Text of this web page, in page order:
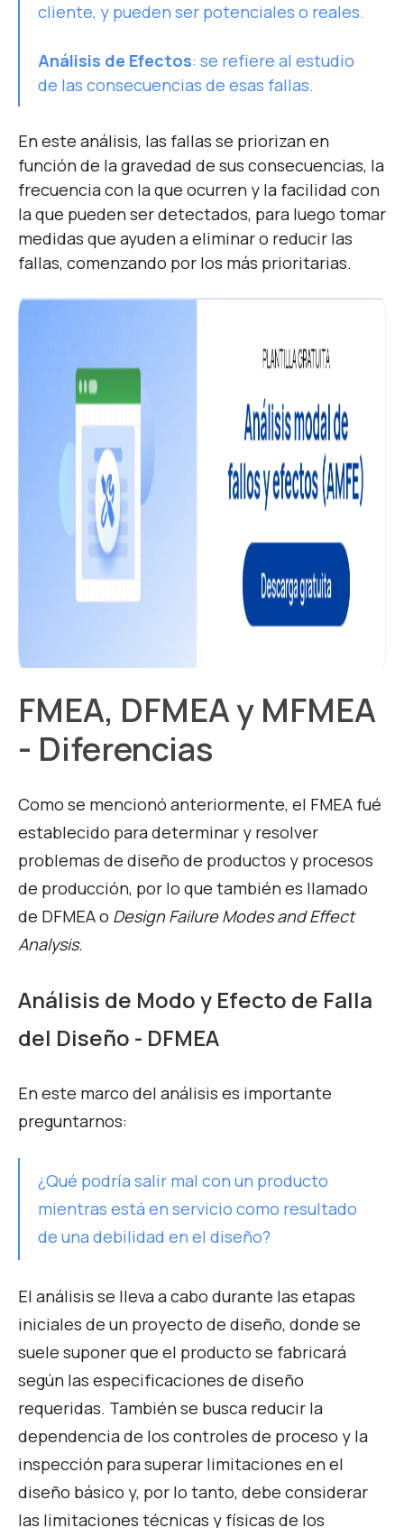
cliente, y pueden ser potenciales o reales.
Análisis de Efectos: se refiere al estudio
de las consecuencias de esas fallas.
En este análisis, las fallas se priorizan en
función de la gravedad de sus consecuencias, la
frecuencia con la que ocurren y la facilidad con
la que pueden ser detectados, para luego tomar
medidas que ayuden a eliminar o reducir las
fallas, comenzando por los más prioritarias.
FMEA, DFMEA y MFMEA
- Diferencias
Como se mencionó anteriormente, el FMEA fué
establecido para determinar y resolver
problemas de diseño de productos y procesos
de producción, por lo que también es llamado
de DFMEA o Design Failure Modes and Effect
Analysis.
Análisis de Modo y Efecto de Falla
del Diseño - DFMEA
En este marco del análisis es importante
preguntarnos:
¿Qué podría salir mal con un producto
mientras está en servicio como resultado
de una debilidad en el diseño?
El análisis se lleva a cabo durante las etapas
iniciales de un proyecto de diseño, donde se
suele suponer que el producto se fabricará
según las especificaciones de diseño
requeridas. También se busca reducir la
dependencia de los controles de proceso y la
inspección para superar limitaciones en el
diseño básico y, por lo tanto, debe considerar
las limitaciones técnicas y físicas de los